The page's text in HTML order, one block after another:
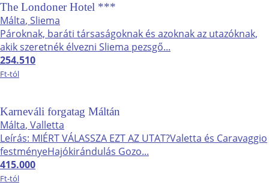
The Londoner Hotel ***
Málta, Sliema
Pároknak, baráti társaságoknak és azoknak az utazóknak,
akik szeretnék élvezni Sliema pezsgő...
254.510
Ft-tól
Karneváli forgatag Máltán
Málta, Valletta
Leírás: MIÉRT VÁLASSZA EZT AZ UTAT?Valetta és Caravaggio
festményeHajókirándulás Gozo...
415.000
Ft-tól